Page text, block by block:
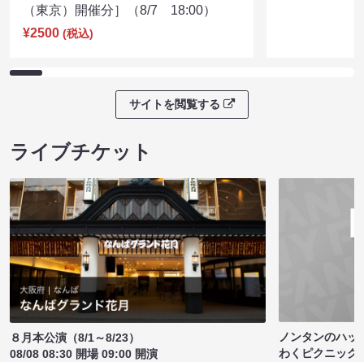
（東京）開催分］（8/7 18:00）
¥2500 (税込)
サイトを閲覧する
ライブチケット
８月本公演（8/1～8/23）
08/08 08:30 開場 09:00 開演
ノンタンのハッ
わくピクニック